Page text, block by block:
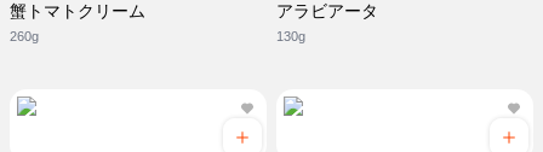
蟹トマトクリーム
260g
アラビアータ
130g